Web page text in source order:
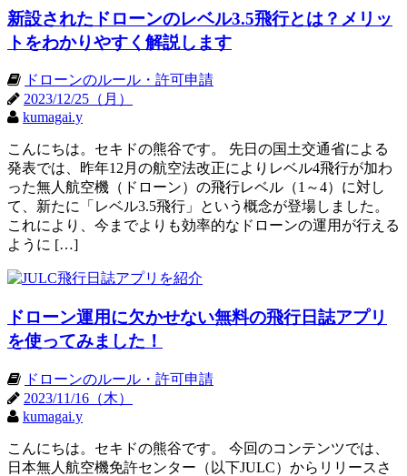
新設されたドローンのレベル3.5飛行とは？メリッ
トをわかりやすく解説します
ドローンのルール・許可申請
2023/12/25（月）
kumagai.y
こんにちは。セキドの熊谷です。 先日の国土交通省による
発表では、昨年12月の航空法改正によりレベル4飛行が加わ
った無人航空機（ドローン）の飛行レベル（1～4）に対し
て、新たに「レベル3.5飛行」という概念が登場しました。
これにより、今までよりも効率的なドローンの運用が行える
ように […]
ドローン運用に欠かせない無料の飛行日誌アプリ
を使ってみました！
ドローンのルール・許可申請
2023/11/16（木）
kumagai.y
こんにちは。セキドの熊谷です。 今回のコンテンツでは、
日本無人航空機免許センター（以下JULC）からリリースさ